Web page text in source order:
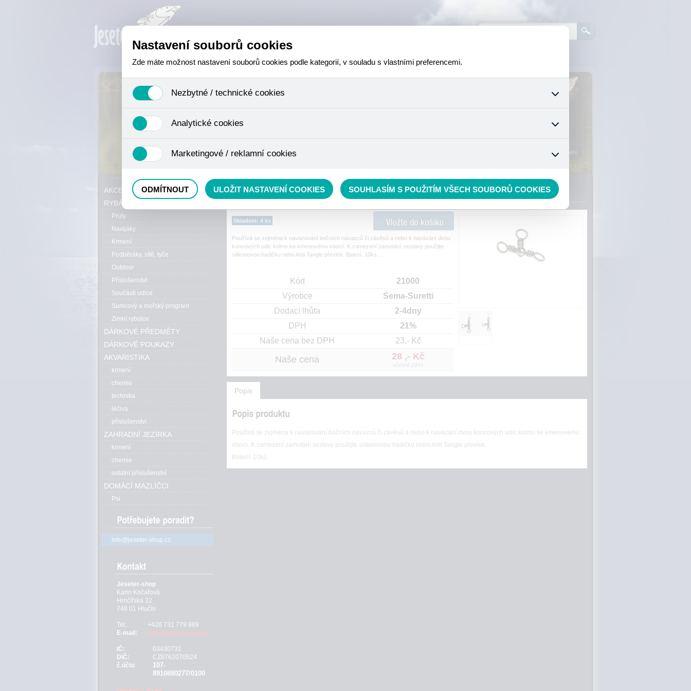
Přihlášení
RYBÁŘSKÝ SORTIMENT»
Skladem: 4 ks
Používá se zejména k navazování bočních návazců či závěsů a nebo k navázání dvou
koncových udic kolmo ke kmenovému vlasci. K zamezení zamotání sestavy použijte
silikonovou hadičku nebo Anti Tangle převlek. Balení: 10ks...
Kód
21000
Výrobce
Sema-Suretti
Dodací lhůta
2-4dny
DPH
21%
Naše cena bez DPH
23,- Kč
Naše cena 28 ,- Kč
včetně DPH
Popis
Používá se zejména k navazování bočních návazců či závěsů a nebo k navázání dvou koncových udic kolmo ke kmenovému
vlasci. K zamezení zamotání sestavy použijte silikonovou hadičku nebo Anti Tangle převlek.
Balení: 10ks
AKCE, SLEVY, VÝPRODEJ
RYBÁŘSKÝ SORTIMENT
Pruty
Navijáky
Krmení
Podběráky, sítě, tyče
Outdoor
Příslušenství
Součásti udice
Sumcový a mořský program
Zimní rybolov
DÁRKOVÉ PŘEDMĚTY
DÁRKOVÉ POUKAZY
AKVARISTIKA
krmení
chemie
technika
léčiva
příslušenství
ZAHRADNÍ JEZÍRKA
krmení
chemie
ostatní příslušenství
DOMÁCÍ MAZLÍČCI
Psi
info@jeseter-shop.cz
Jeseter-shop
Karin Kočařová
Hrnčířská 22
748 01 Hlučín
Tel:
+420 731 779 889
E-mail:
info@jeseter-shop.cz
IČ:
03430731
DIČ:
CZ6762070524
č.účtu
107-
8910880277/0100
Nastavení souborů cookies
Zde máte možnost nastavení souborů cookies podle kategorií, v souladu s vlastními preferencemi.
Nezbytné / technické cookies
se mimo jiné k ukládání produktů v nákupním košíku, ovládání filtrů a také nastavení souhlasu s uživáním cookies. Pro tyto cookies
není zapotřebí Váš souhlas a není možné jej ani odebrat.
Analytické cookies
nejedná o osobní údaje, protože anonymizované cookies nelze přiřadit konkrétnímu uživateli. Proto nedokážeme zjistit navštívené
odkazy, prohlížené zboží apod.
Marketingové / reklamní cookies
ODMÍTNOUT ULOŽIT NASTAVENÍ COOKIES SOUHLASÍM S POUŽITÍM VŠECH SOUBORŮ COOKIES